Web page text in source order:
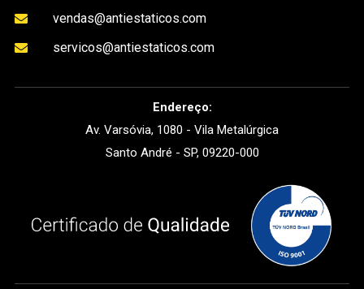
 vendas@antiestaticos.com
 servicos@antiestaticos.com
Endereço:
Av. Varsóvia, 1080 - Vila Metalúrgica
Santo André - SP, 09220-000